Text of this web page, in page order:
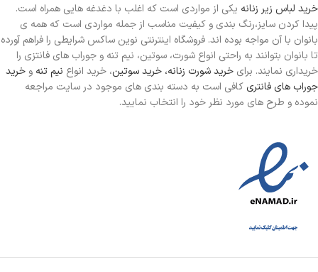
خرید لباس زیر زنانه یکی از مواردی است که اغلب با دغدغه هایی همراه است.
پیدا کردن سایز،رنگ بندی و کیفیت مناسب از جمله مواردی است که همه ی
بانوان با آن مواجه بوده اند. فروشگاه اینترنتی نوین ساکس شرایطی را فراهم آورده
تا بانوان بتوانند به راحتی انواع شورت، سوتین، نیم تنه و جوراب های فانتزی را
خریداری نمایند. برای خرید شورت زنانه، خرید سوتین، خرید انواع نیم تنه و خرید
جوراب های فانتری کافی است به دسته بندی های موجود در سایت مراجعه
نموده و طرح های مورد نظر خود را انتخاب نمایید.